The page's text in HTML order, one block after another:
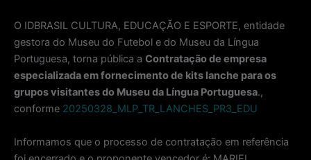
O IDBRASIL CULTURA, EDUCAÇÃO E ESPORTE, entidade
gestora do Museu do Futebol e do Museu da Língua
Portuguesa, torna pública a Contratação de empresa
especializada em fornecimento de kits lanche para os
grupos visitantes do Museu da Língua Portuguesa.,
conforme 20250328_MLP_TR_LANCHES_PR3_EDU
Informamos que o processo de contratação em referência